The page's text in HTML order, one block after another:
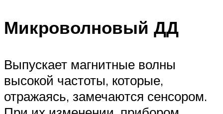
Микроволновый ДД
Выпускает магнитные волны
высокой частоты, которые,
отражаясь, замечаются сенсором.